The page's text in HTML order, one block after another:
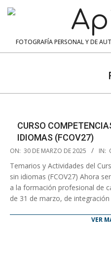
ApiWA
FOTOGRAFÍA PERSONAL Y DE
CURSO
IDIOMAS (FCOV27)
2025-
30
ON: 30 DE MARZO DE 2025 IN:
Temarios y Actividades del
sin idiomas (FCOV27) Ahora
a la formación profesional de
de 31 de marzo, de integración
VER